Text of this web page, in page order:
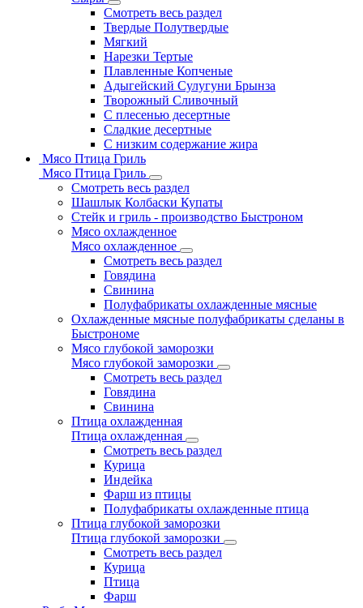
Смотреть весь раздел
Твердые Полутвердые
Мягкий
Нарезки Тертые
Плавленные Копченые
Адыгейский Сулугуни Брынза
Творожный Сливочный
С плесенью десертные
Сладкие десертные
С низким содержание жира
Мясо Птица Гриль
Мясо Птица Гриль
Смотреть весь раздел
Шашлык Колбаски Купаты
Стейк и гриль - производство Быстроном
Мясо охлажденное
Мясо охлажденное
Смотреть весь раздел
Говядина
Свинина
Полуфабрикаты охлажденные мясные
Охлажденные мясные полуфабрикаты сделаны в
Быстрономе
Мясо глубокой заморозки
Мясо глубокой заморозки
Смотреть весь раздел
Говядина
Свинина
Птица охлажденная
Птица охлажденная
Смотреть весь раздел
Курица
Индейка
Фарш из птицы
Полуфабрикаты охлажденные птица
Птица глубокой заморозки
Птица глубокой заморозки
Смотреть весь раздел
Курица
Птица
Фарш